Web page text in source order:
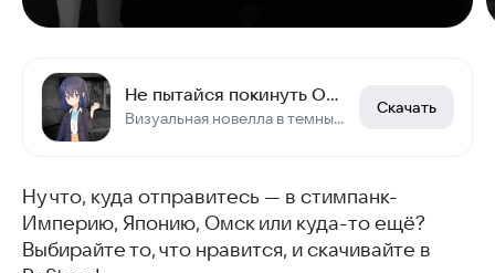
Не пытайся покинуть Омск Визуальная новелла
Визуальная новелла в темных тонах с грустной историей.
Скачать
Ну что, куда отправитесь — в стимпанк-
Империю, Японию, Омск или куда-то ещё?
Выбирайте то, что нравится, и скачивайте в